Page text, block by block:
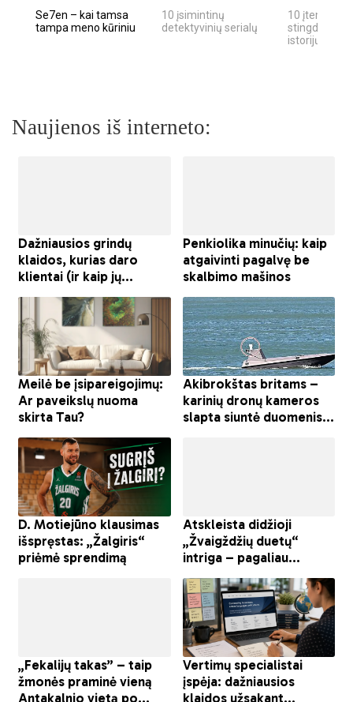
Se7en – kai tamsa
tampa meno kūriniu
10 įsimintinų
detektyvinių serialų
10 įtemptų,
stingdančių
istorijų
Naujienos iš interneto: